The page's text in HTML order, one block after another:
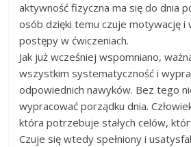
aktywność fizyczna ma się do dnia
osób dzięki temu czuje motywację i
postępy w ćwiczeniach.
Jak już wcześniej wspomniano,
wszystkim systematyczność i
odpowiednich nawyków. Bez tego
wypracować porządku dnia.
która potrzebuje stałych celów,
Czuje się wtedy spełniony i